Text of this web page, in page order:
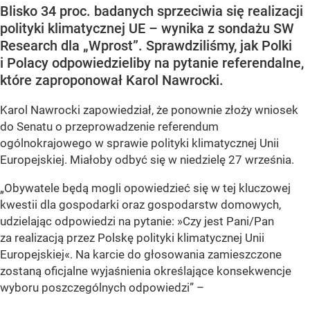
Blisko 34 proc. badanych sprzeciwia się realizacji
polityki klimatycznej UE – wynika z sondażu SW
Research dla „Wprost”. Sprawdziliśmy, jak Polki
i Polacy odpowiedzieliby na pytanie referendalne,
które zaproponował Karol Nawrocki.
Karol Nawrocki zapowiedział, że ponownie złoży wniosek
do Senatu o przeprowadzenie referendum
ogólnokrajowego w sprawie polityki klimatycznej Unii
Europejskiej. Miałoby odbyć się w niedzielę 27 września.
„Obywatele będą mogli opowiedzieć się w tej kluczowej
kwestii dla gospodarki oraz gospodarstw domowych,
udzielając odpowiedzi na pytanie: »Czy jest Pani/Pan
za realizacją przez Polskę polityki klimatycznej Unii
Europejskiej«. Na karcie do głosowania zamieszczone
zostaną oficjalne wyjaśnienia określające konsekwencje
wyboru poszczególnych odpowiedzi” –